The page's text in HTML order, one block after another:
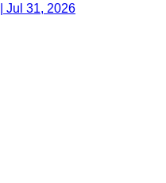
Jul 31, 2026